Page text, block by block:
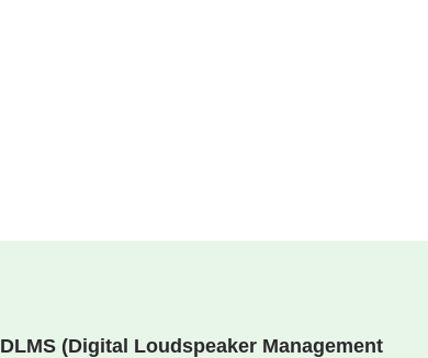
DLMS (Digital Loudspeaker Management